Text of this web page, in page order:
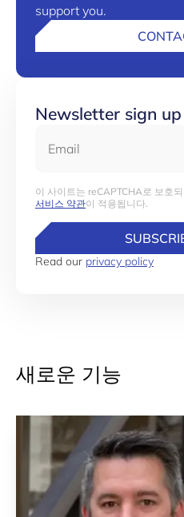
support you.
Newsletter sign up
이 사이트는 reCAPTCHA로 보호
서비스 약관이 적용됩니다.
Read our privacy policy
새로운 기능